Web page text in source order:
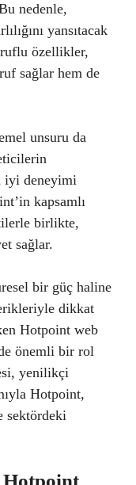
nedenle,
yansıtacak
özellikler,
sağlar hem de
unsuru da
iyi deneyimi
kapsamlı
birlikte,
sağlar.
bir güç haline
dikkat
Hotpoint web
önemli bir rol
yenilikçi
Hotpoint,
sektördeki
Hotpoint